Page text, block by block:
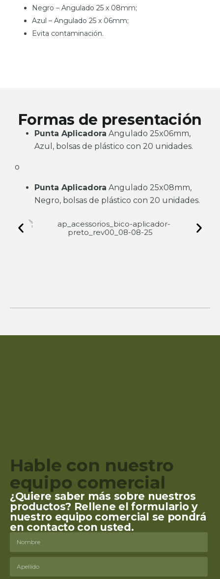
Negro – Angulado 25 x 08mm;
Azul – Angulado 25 x 06mm;
Evita contaminación.
Formas de presentación
Punta Aplicadora Angulado 25x06mm,
Azul, bolsas de plástico con 20 unidades.
o
Punta Aplicadora Angulado 25x08mm,
Negro, bolsas de plástico con 20 unidades.
Hable con nuestro
equipo comercial
¿Quiere saber más sobre nuestros
productos? Rellene el formulario y
nuestro equipo comercial se pondrá
en contacto con usted.